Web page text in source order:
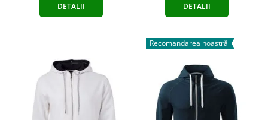
DETALII DETALII
Recomandarea noastră